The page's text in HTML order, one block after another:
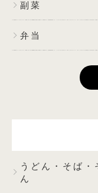
副菜
弁当
うどん・そば・
ん